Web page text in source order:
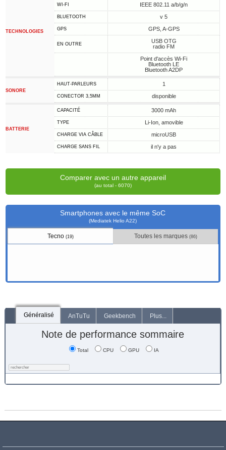
TECHNOLOGIES
WI-FI IEEE 802.11 a/b/g/n
BLUETOOTH v 5
GPS GPS, A-GPS
EN OUTRE
USB OTG
radio FM
Point d'accès Wi-Fi
Bluetooth LE
Bluetooth A2DP
SONORE
HAUT-PARLEURS 1
CONECTOR 3,5MM disponible
BATTERIE
CAPACITÉ 3000 mAh
TYPE Li-Ion, amovible
CHARGE VIA CÂBLE microUSB
CHARGE SANS FIL il n'y a pas
Comparer avec un autre appareil
(au total - 6070)
Smartphones avec le même SoC
(Mediatek Helio A22)
Tecno(19) Toutes les marques(86)
Généralisé AnTuTu Geekbench Plus...
Note de performance sommaire
Total CPU GPU IA